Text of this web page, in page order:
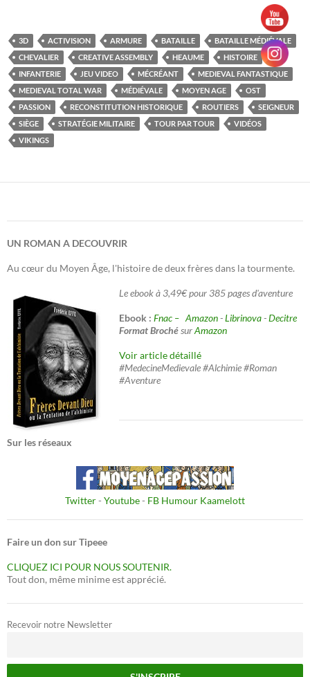
3D ACTIVISION ARMURE BATAILLE
BATAILLE MÉDIÉVALE
CHEVALIER
CREATIVE ASSEMBLY HEAUME
HISTOIRE
INFANTERIE
JEU VIDEO MÉCRÉANT
MEDIEVAL FANTASTIQUE
MEDIEVAL TOTAL WAR
MÉDIÉVALE MOYEN AGE
OST
PASSION
RECONSTITUTION HISTORIQUE ROUTIERS
SEIGNEUR
SIÈGE
STRATÉGIE MILITAIRE TOUR PAR TOUR
VIDÉOS
VIKINGS
UN ROMAN A DECOUVRIR
Au cœur du Moyen Âge, l'histoire de deux frères dans la tourmente.
Le ebook à 3,49€ pour 385 pages d'aventure
Ebook : Fnac – Amazon-Librinova-Decitre
Format BrochésurAmazon
Voir article détaillé
#MedecineMedievale #Alchimie #Roman
#Aventure
Sur les réseaux
Twitter- Youtube- FB Humour Kaamelott
Faire un don sur Tipeee
CLIQUEZ ICI POUR NOUS SOUTENIR.
Tout don, même minime est apprécié.
Recevoir notre Newsletter